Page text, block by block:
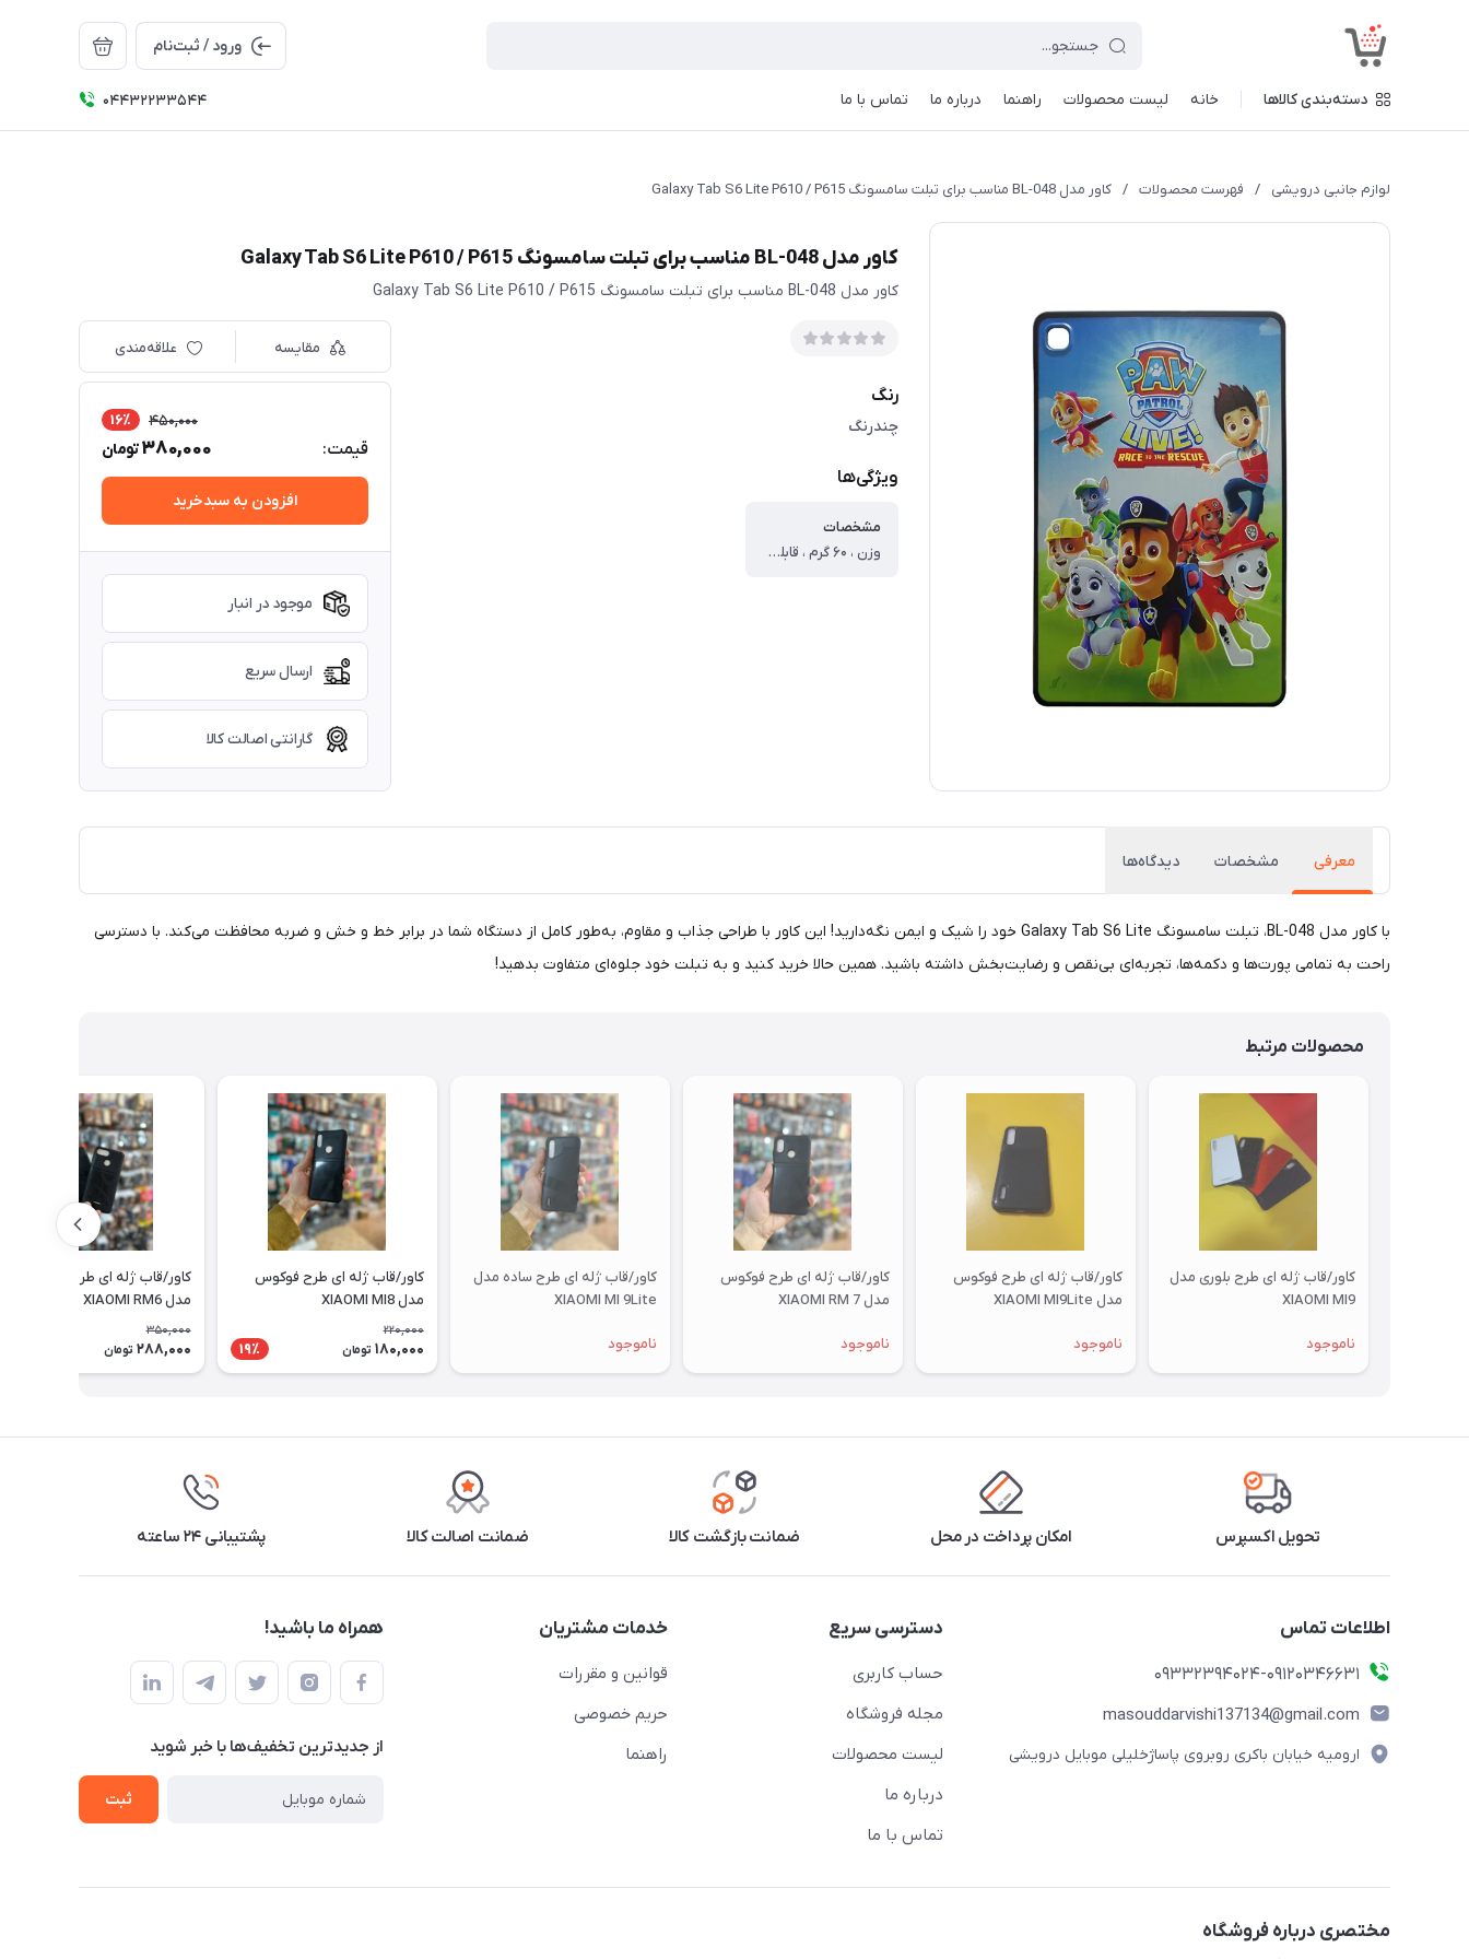
ورود / ثبت‌نام
دسته‌بندی کالاها خانه لیست محصولات راهنما درباره ما تماس با ما 04432233544
لوازم جانبی درویشی / فهرست محصولات / کاور مدل BL-048 مناسب برای تبلت سامسونگ Galaxy Tab S6 Lite P610 / P615
کاور مدل BL-048 مناسب برای تبلت سامسونگ Galaxy Tab S6 Lite P610 / P615
کاور مدل BL-048 مناسب برای تبلت سامسونگ Galaxy Tab S6 Lite P610 / P615
رنگ
چندرنگ
ویژگی‌ها
مشخصات
وزن ، ۶۰ گرم ، قابلیت‌های مقاومتی ، مقاوم در برابرضربه ، قابلیت ها ، مناسب برای تبلت سامسونگ Galaxy Tab S۶ Lite P۶۱۰ / P۶۱۵ دسترسی آسان به درگاه‌ها
مقایسه علاقه‌مندی
قیمت:
450,000 16٪
380,000تومان
افزودن به سبدخرید
موجود در انبار
ارسال سریع
گارانتی اصالت کالا
معرفی مشخصات دیدگاه‌ها
با کاور مدل BL-048، تبلت سامسونگ Galaxy Tab S6 Lite خود را شیک و ایمن نگه‌دارید! این کاور با طراحی جذاب و مقاوم، به‌طور کامل از دستگاه شما در برابر خط و خش و ضربه محافظت می‌کند. با دسترسی
راحت به تمامی پورت‌ها و دکمه‌ها، تجربه‌ای بی‌نقص و رضایت‌بخش داشته باشید. همین حالا خرید کنید و به تبلت خود جلوه‌ای متفاوت بدهید!
محصولات مرتبط
کاور/قاب ژله ای طرح بلوری مدل
XIAOMI MI9
ناموجود
کاور/قاب ژله ای طرح فوکوس
مدل XIAOMI MI9Lite
ناموجود
کاور/قاب ژله ای طرح فوکوس
مدل XIAOMI RM 7
ناموجود
کاور/قاب ژله ای طرح ساده مدل
XIAOMI MI 9Lite
ناموجود
کاور/قاب ژله ای طرح فوکوس
مدل XIAOMI MI8
220,000
180,000 تومان 19٪
کاور/قاب ژله ای طرح فوکوس
مدل XIAOMI RM6
350,000
288,000 تومان
تحویل اکسپرس امکان پرداخت در محل ضمانت بازگشت کالا ضمانت اصالت کالا پشتیبانی ۲۴ ساعته
اطلاعات تماس
09332394024-09120346631
masouddarvishi137134@gmail.com
ارومیه خیابان باکری روبروی پاساژخلیلی موبایل درویشی
دسترسی سریع
حساب کاربری
مجله فروشگاه
لیست محصولات
درباره ما
تماس با ما
خدمات مشتریان
قوانین و مقررات
حریم خصوصی
راهنما
همراه ما باشید!
از جدید‌ترین تخفیف‌ها با‌ خبر شوید
ثبت
مختصری درباره فروشگاه